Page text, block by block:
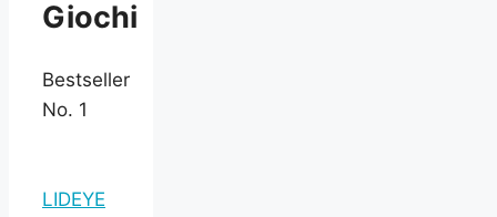
Giochi
Bestseller
No. 1
LIDEYE